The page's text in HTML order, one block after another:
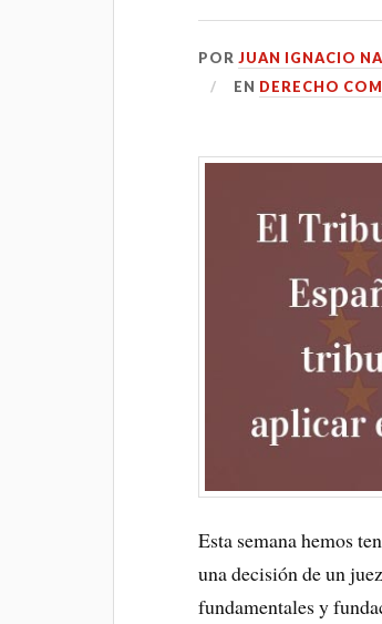
PORJUAN IGNACIO
EN DERECHO
Esta semana hemos
una decisión de un
fundamentales y